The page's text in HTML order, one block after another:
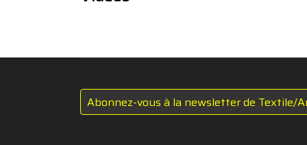
Abonnez-vous à la newsletter de Textile/